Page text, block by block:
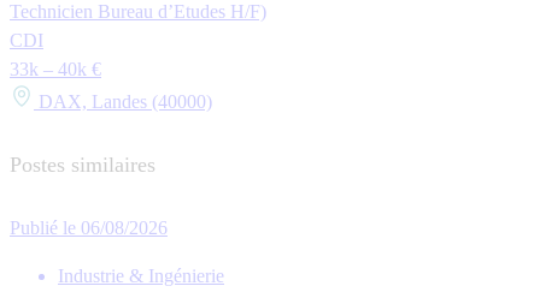
Technicien Bureau d’Etudes H/F)
CDI
33k – 40k €
DAX, Landes (40000)
Postes similaires
Publié le 06/08/2026
Industrie & Ingénierie